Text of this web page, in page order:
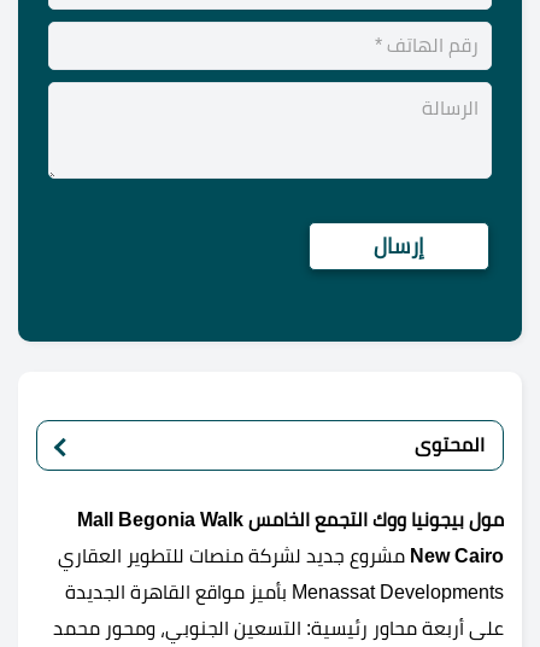
المحتوى
مول بيجونيا ووك التجمع الخامس Mall Begonia Walk
New Cairo مشروع جديد لشركة منصات للتطوير العقاري
Menassat Developments بأميز مواقع القاهرة الجديدة
على أربعة محاور رئيسية: التسعين الجنوبي، ومحور محمد